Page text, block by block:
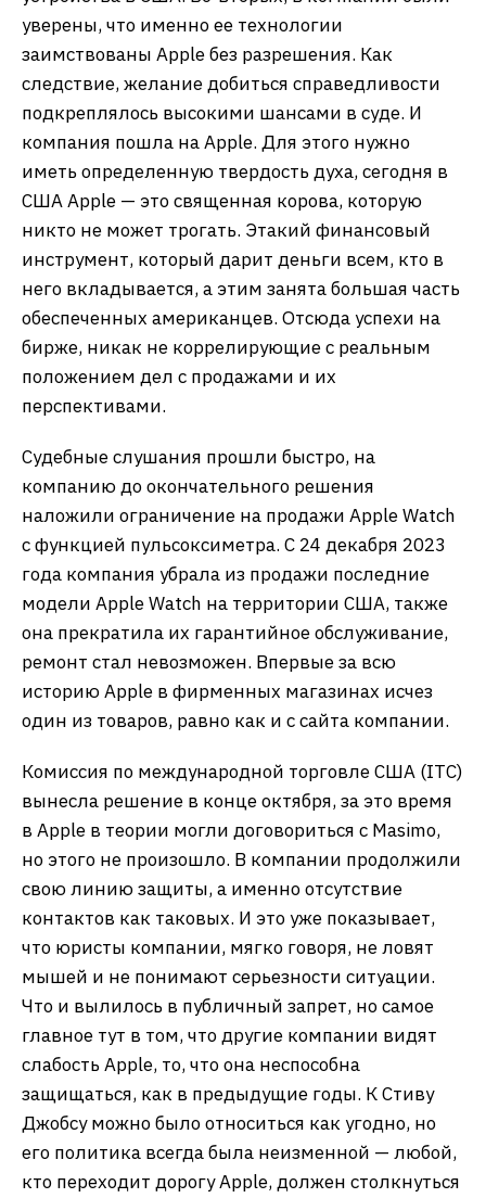
уверены, что именно ее технологии
заимствованы Apple без разрешения. Как
следствие, желание добиться справедливости
подкреплялось высокими шансами в суде. И
компания пошла на Apple. Для этого нужно
иметь определенную твердость духа, сегодня в
США Apple — это священная корова, которую
никто не может трогать. Этакий финансовый
инструмент, который дарит деньги всем, кто в
него вкладывается, а этим занята большая часть
обеспеченных американцев. Отсюда успехи на
бирже, никак не коррелирующие с реальным
положением дел с продажами и их
перспективами.
Судебные слушания прошли быстро, на
компанию до окончательного решения
наложили ограничение на продажи Apple Watch
с функцией пульсоксиметра. С 24 декабря 2023
года компания убрала из продажи последние
модели Apple Watch на территории США, также
она прекратила их гарантийное обслуживание,
ремонт стал невозможен. Впервые за всю
историю Apple в фирменных магазинах исчез
один из товаров, равно как и с сайта компании.
Комиссия по международной торговле США (ITC)
вынесла решение в конце октября, за это время
в Apple в теории могли договориться с Masimo,
но этого не произошло. В компании продолжили
свою линию защиты, а именно отсутствие
контактов как таковых. И это уже показывает,
что юристы компании, мягко говоря, не ловят
мышей и не понимают серьезности ситуации.
Что и вылилось в публичный запрет, но самое
главное тут в том, что другие компании видят
слабость Apple, то, что она неспособна
защищаться, как в предыдущие годы. К Стиву
Джобсу можно было относиться как угодно, но
его политика всегда была неизменной — любой,
кто переходит дорогу Apple, должен столкнуться